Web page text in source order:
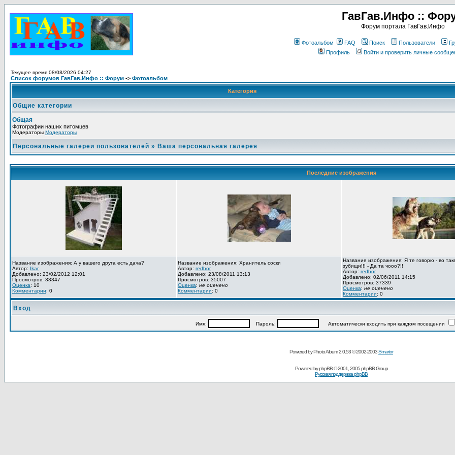
ГавГав.Инфо ::
Форум портала ГавГав.Инфо
Фотоальбом FAQ Поиск Пользователи
Профиль
Войти и проверить личные
Текущее время 08/08/2026 04:27
Список форумов ГавГав.Инфо :: Форум -> Фотоальбом
Категория
Общие категории
Общая
Фотографии наших питомцев
Модераторы Модераторы
Персональные галереи пользователей » Ваша персональная галерея
Последние изображения
Название изображения: А у вашего друга есть дача?
Автор: Ikar
Добавлено: 23/02/2012 12:01
Просмотров: 33347
Оценка: 10
Комментарии: 0
Название изображения: Хранитель соски
Автор: redbor
Добавлено: 23/08/2011 13:13
Просмотров: 35007
Оценка: не оценено
Комментарии: 0
Название изображения: Я те говорю - во
зубищи!!! - Да та чооо?!!
Автор: redbor
Добавлено: 02/06/2011 14:15
Просмотров: 37339
Оценка: не оценено
Комментарии: 0
Вход
Имя: Пароль: Автоматически входить при каждом посещении
Powered by Photo Album 2.0.53 © 2002-2003Smartor
Powered byphpBB© 2001, 2005 phpBB Group
Русская поддержка phpBB